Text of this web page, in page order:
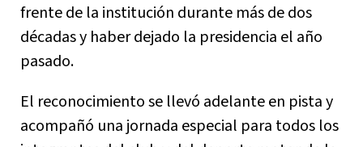
frente de la institución durante más de dos
décadas y haber dejado la presidencia el año
pasado.
El reconocimiento se llevó adelante en pista y
acompañó una jornada especial para todos los